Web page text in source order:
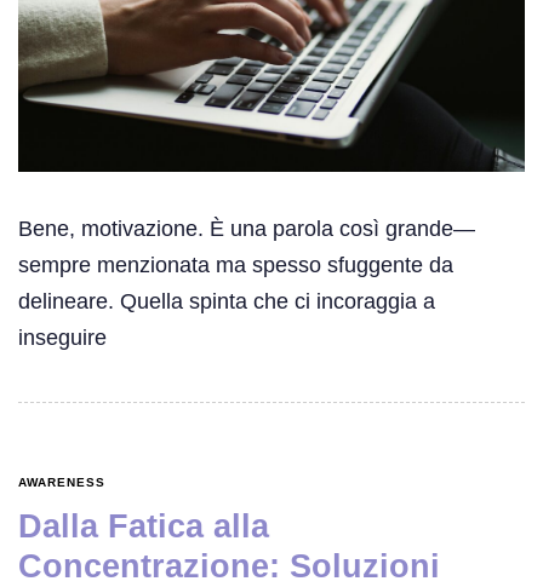
Bene, motivazione. È una parola così grande—
sempre menzionata ma spesso sfuggente da
delineare. Quella spinta che ci incoraggia a
inseguire
AWARENESS
Dalla Fatica alla
Concentrazione: Soluzioni